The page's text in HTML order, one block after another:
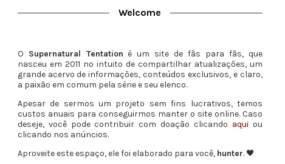
Welcome
O Supernatural Tentation é um site de fãs para fãs, que
nasceu em 2011 no intuito de compartilhar atualizações, um
grande acervo de informações, conteúdos exclusivos, e claro,
a paixão em comum pela série e seu elenco.
Apesar de sermos um projeto sem fins lucrativos, temos
custos anuais para conseguirmos manter o site online. Caso
deseje, você pode contribuir com doação clicando aqui ou
clicando nos anúncios.
Aproveite este espaço, ele foi elaborado para você, hunter. 🖤